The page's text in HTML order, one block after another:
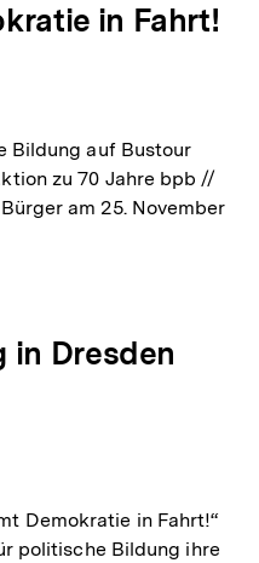
in Fahrt!
Bildung auf Bustour
zu 70 Jahre bpb //
am 25. November
in Dresden
Demokratie in Fahrt!“
politische Bildung ihre